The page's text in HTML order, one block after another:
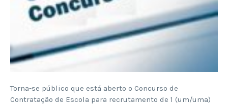
Torna-se público que está aberto o Concurso de
Contratação de Escola para recrutamento de 1 (um/uma)